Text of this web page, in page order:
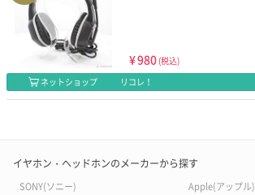
¥980 (税込)
ネットショップ
リコレ！
イヤホン・ヘッドホンのメーカーから探す
SONY(ソニー)
Apple(アップル)